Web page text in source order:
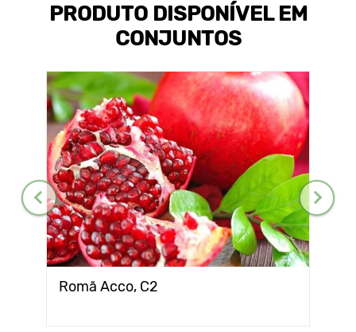
PRODUTO DISPONÍVEL EM
CONJUNTOS
Romã Acco, С2